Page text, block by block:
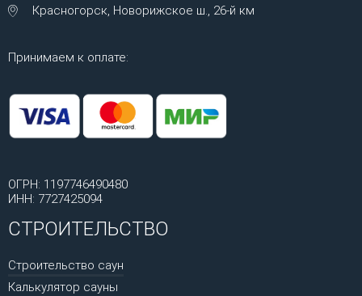
Красногорск, Новорижское ш., 26-й км
Принимаем к оплате:
ОГРН: 1197746490480
ИНН: 7727425094
СТРОИТЕЛЬСТВО
Строительство саун
Калькулятор сауны